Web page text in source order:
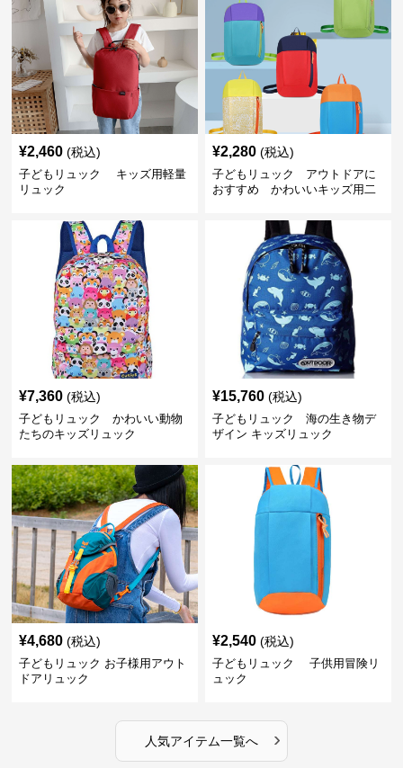
¥2,460 (税込)
子どもリュック キッズ用軽量
リュック
¥2,280 (税込)
子どもリュック アウトドアに
おすすめ かわいいキッズ用二
¥7,360 (税込)
子どもリュック かわいい動物
たちのキッズリュック
¥15,760 (税込)
子どもリュック 海の生き物デ
ザイン キッズリュック
¥4,680 (税込)
子どもリュック お子様用アウト
ドアリュック
¥2,540 (税込)
子どもリュック 子供用冒険リ
ュック
人気アイテム一覧へ ›